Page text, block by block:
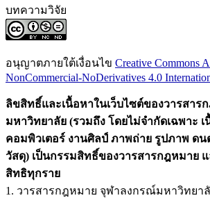
บทความวิจัย
อนุญาตภายใต้เงื่อนไข Creative Commons
NonCommercial-NoDerivatives 4.0
ลิขสิทธิ์และเนื้อหาในเว็บไซต์ของวารสา
มหาวิทยาลัย (รวมถึง โดยไม่จำกัดเฉพาะ
คอมพิวเตอร์ งานศิลป์ ภาพถ่าย รูปภาพ ด
วัสดุ) เป็นกรรมสิทธิ์ของวารสารกฎหมาย
สิทธิทุกราย
1. วารสารกฎหมาย จุฬาลงกรณ์มหาวิทย